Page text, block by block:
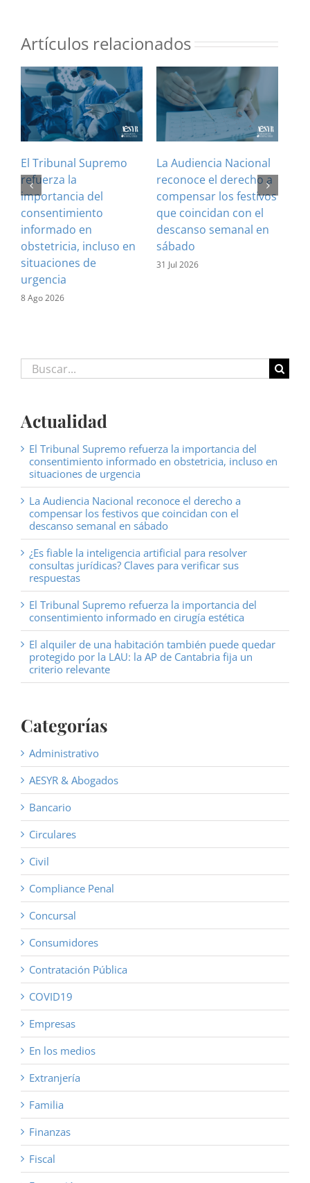
Artículos relacionados
El Tribunal Supremo
refuerza la
importancia del
consentimiento
informado en
obstetricia, incluso en
situaciones de
urgencia
8 Ago 2026
La Audiencia Nacional
reconoce el derecho a
compensar los festivos
que coincidan con el
descanso semanal en
sábado
31 Jul 2026
Buscar:
Actualidad
El Tribunal Supremo refuerza la importancia del
consentimiento informado en obstetricia, incluso en
situaciones de urgencia
La Audiencia Nacional reconoce el derecho a
compensar los festivos que coincidan con el
descanso semanal en sábado
¿Es fiable la inteligencia artificial para resolver
consultas jurídicas? Claves para verificar sus
respuestas
El Tribunal Supremo refuerza la importancia del
consentimiento informado en cirugía estética
El alquiler de una habitación también puede quedar
protegido por la LAU: la AP de Cantabria fija un
criterio relevante
Categorías
Administrativo
AESYR & Abogados
Bancario
Circulares
Civil
Compliance Penal
Concursal
Consumidores
Contratación Pública
COVID19
Empresas
En los medios
Extranjería
Familia
Finanzas
Fiscal